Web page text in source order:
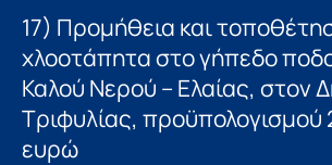
17) Προμήθεια και
χλοοτάπητα στο γήπεδο
Καλού Νερού – Ελαίας, στον
Τριφυλίας,
ευρώ